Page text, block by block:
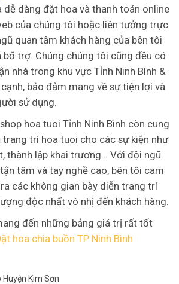
dễ dàng đặt hoa và thanh toán online
của chúng tôi hoặc liên tưởng trực
quan tâm khách hàng của bên tôi
bổ trợ. Chúng chúng tôi cũng đều có
nhà trong khu vực Tỉnh Ninh Bình &
bảo đảm mang về sự tiện lợi và
sử dụng.
hoa tuoi Tỉnh Ninh Bình còn cung
trang trí hoa tuoi cho các sự kiện như
thành lập khai trương… Với đội ngũ
tâm và tay nghề cao, bên tôi cam
các không gian bày diễn trang trí
độc nhất vô nhị đến khách hàng.
đến những bảng giá trị rất tốt
hoa chia buồn TP Ninh Bình